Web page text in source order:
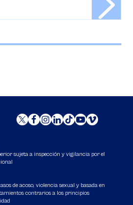
sujeta a inspección y vigilancia por el
de acoso, violencia sexual y basada en
contrarios a los principios